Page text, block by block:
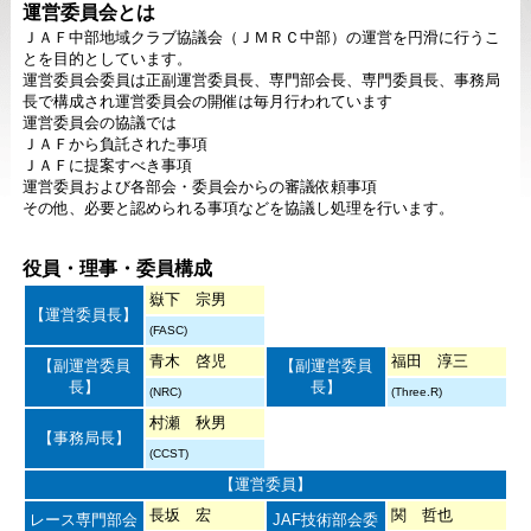
運営委員会とは
ＪＡＦ中部地域クラブ協議会（ＪＭＲＣ中部）の運営を円滑に行うこ
とを目的としています。
運営委員会委員は正副運営委員長、専門部会長、専門委員長、事務局
長で構成され運営委員会の開催は毎月行われています
運営委員会の協議では
ＪＡＦから負託された事項
ＪＡＦに提案すべき事項
運営委員および各部会・委員会からの審議依頼事項
その他、必要と認められる事項などを協議し処理を行います。
役員・理事・委員構成
【運営委員長】
嶽下 宗男
(FASC)
【副運営委員
長】
青木 啓児
【副運営委員
長】
福田 淳三
(NRC) (Three.R)
【事務局長】
村瀬 秋男
(CCST)
【運営委員】
レース専門部会
長坂 宏 JAF技術部会委 関 哲也